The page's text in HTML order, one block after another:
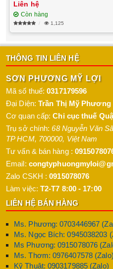
Liên hệ
Còn hàng
1,125
THÔNG TIN LIÊN HỆ
SƠN PHƯƠNG MỸ LỢI
Mã số thuế:0317179596
Đại Diện: Trần Thị Mỹ Phương
Cơ quan cấp:Chi cục thuế
Trụ sở chính:68 Nguyễn Văn
TP HCM, 700000, Việt Nam
Tư vấn & bán hàng :
Email:
Zalo CSKH :0915078076
Làm việc: T2-T7 8:00 - 17:00
LIÊN HỆ BÁN HÀNG
Ms. Phương: 0703446967
Ms. Ngọc Bích: 0945038203
Ms Phương: 0915078076
Ms. Thơm: 0976407578 (Zalo)
Kỹ Thuật: 0903179885 (Zalo)